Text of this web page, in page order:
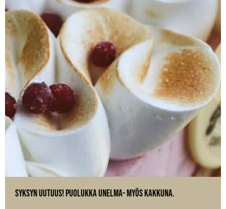
Syksyn uutuus! Puolukka unelma- myös kakkuna.